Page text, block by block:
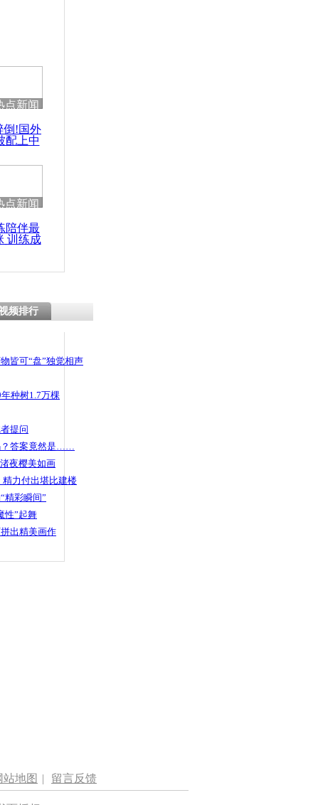
点新闻
倒!国外
配上中
点新闻
陪伴最
训练成
频排行
皆可“盘”独觉相声
种树1.7万棵
提问
答案竟然是……
夜樱美如画
力付出堪比建楼
精彩瞬间”
性”起舞
出精美画作
站地图 | 留言反馈